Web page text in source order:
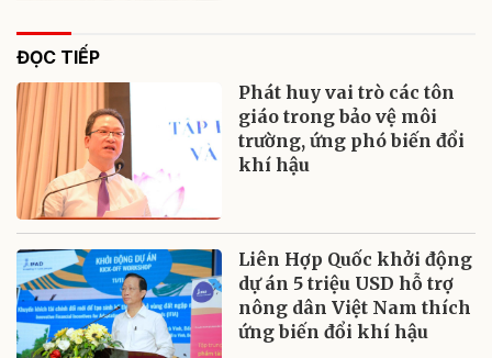
ĐỌC TIẾP
Phát huy vai trò các tôn
giáo trong bảo vệ môi
trường, ứng phó biến đổi
khí hậu
Liên Hợp Quốc khởi động
dự án 5 triệu USD hỗ trợ
nông dân Việt Nam thích
ứng biến đổi khí hậu